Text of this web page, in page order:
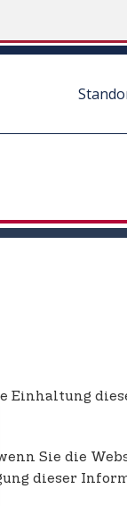
Einhaltung
Sie die
dieser